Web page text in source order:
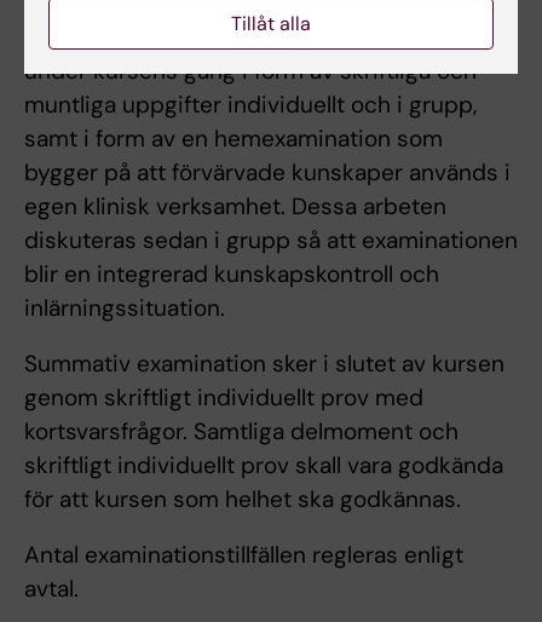
Examination sker kontinuerligt (formativt)
under kursens gång i form av skriftliga och
muntliga uppgifter individuellt och i grupp,
samt i form av en hemexamination som
bygger på att förvärvade kunskaper används i
egen klinisk verksamhet. Dessa arbeten
diskuteras sedan i grupp så att examinationen
blir en integrerad kunskapskontroll och
inlärningssituation.
Summativ examination sker i slutet av kursen
genom skriftligt individuellt prov med
kortsvarsfrågor. Samtliga delmoment och
skriftligt individuellt prov skall vara godkända
för att kursen som helhet ska godkännas.
Antal examinationstillfällen regleras enligt
avtal.
Tillåt alla